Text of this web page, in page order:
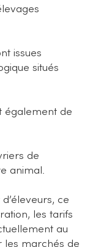
issues
situés
également de
de
animal.
ce
les tarifs
au
les marchés de